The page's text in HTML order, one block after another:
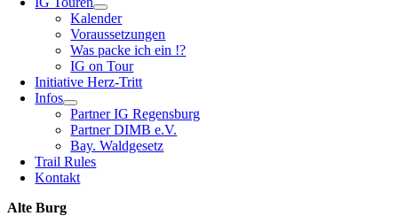
Kalender
Voraussetzungen
Was packe ich ein !?
IG on Tour
Initiative Herz-Tritt
Infos
Partner IG Regensburg
Partner DIMB e.V.
Bay. Waldgesetz
Trail Rules
Kontakt
Alte Burg